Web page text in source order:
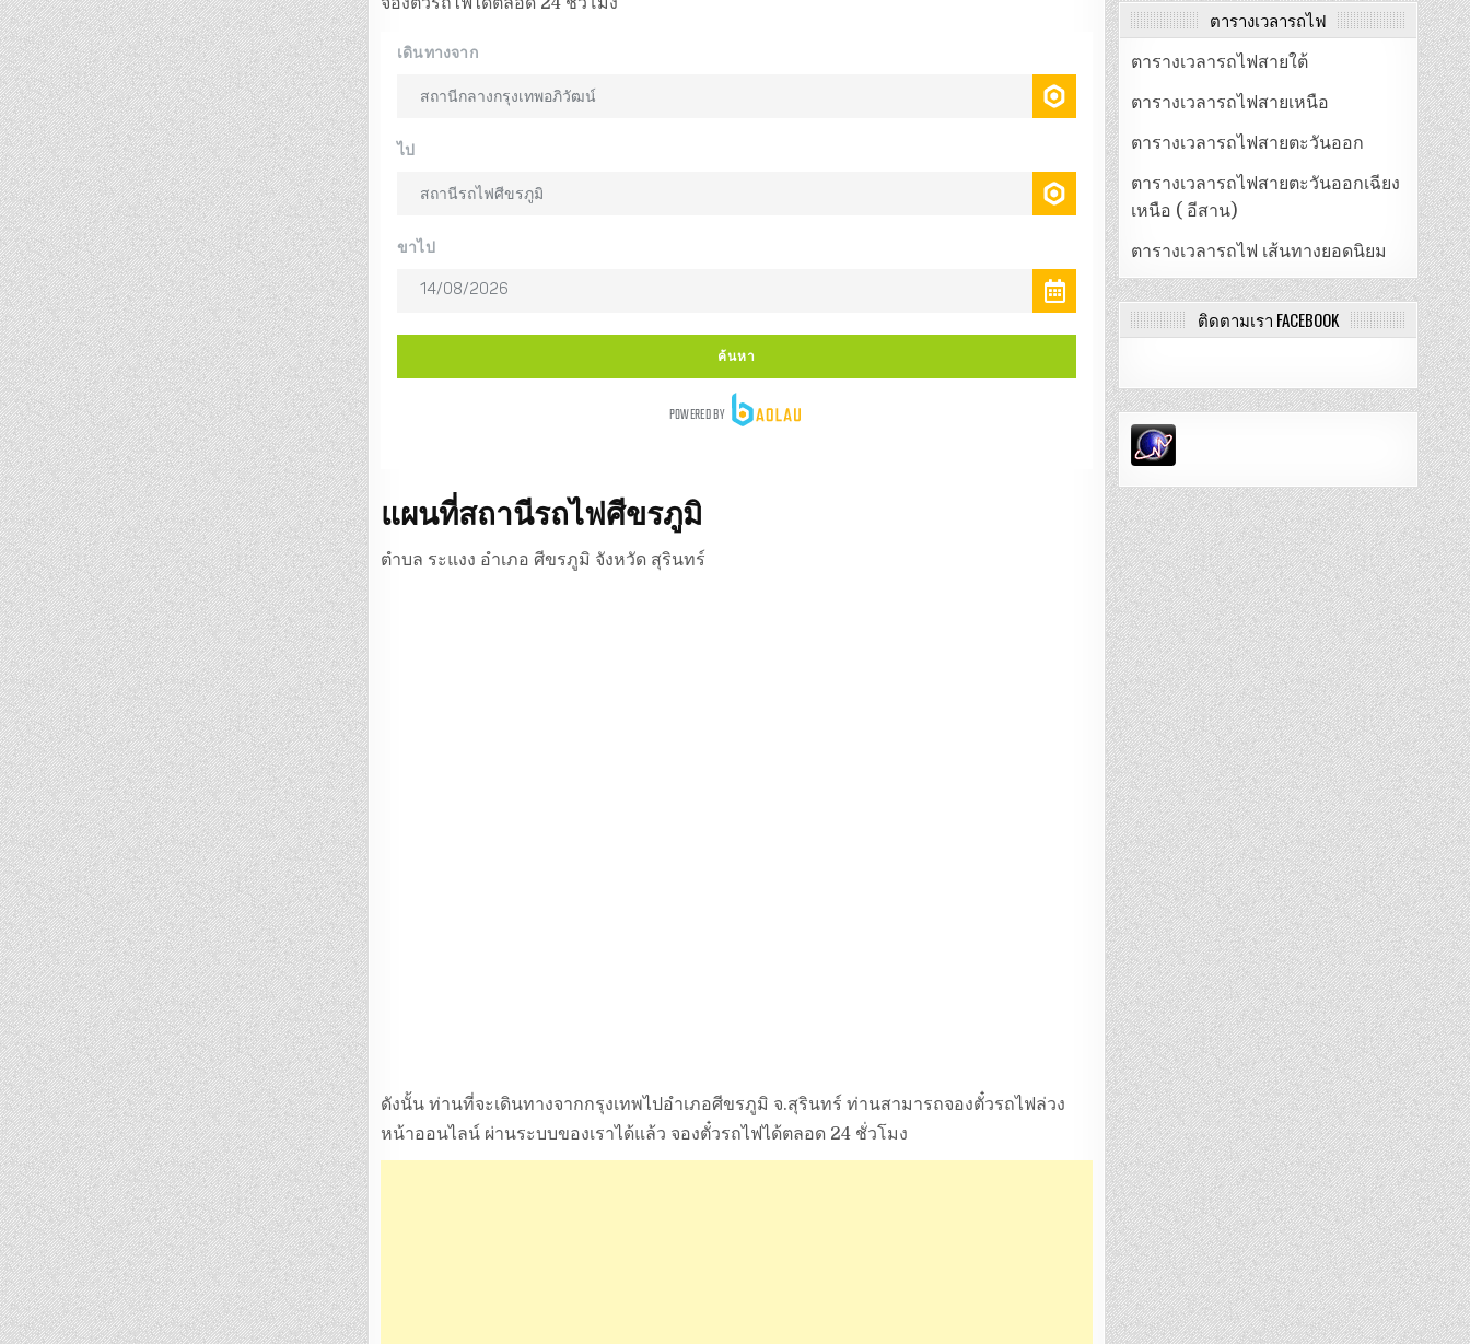
แผนที่สถานีรถไฟศีขรภูมิ
ตำบล ระแงง อำเภอ ศีขรภูมิ จังหวัด สุรินทร์
ดังนั้น ท่านที่จะเดินทางจากกรุงเทพไปอำเภอศีขรภูมิ จ.สุรินทร์ ท่านสามารถจองตั๋วรถไฟล่วง
หน้าออนไลน์ ผ่านระบบของเราได้แล้ว จองตั๋วรถไฟได้ตลอด 24 ชั่วโมง
ตารางเวลารถไฟ
ตารางเวลารถไฟสายใต้
ตารางเวลารถไฟสายเหนือ
ตารางเวลารถไฟสายตะวันออก
ตารางเวลารถไฟสายตะวันออกเฉียง
เหนือ ( อีสาน)
ตารางเวลารถไฟ เส้นทางยอดนิยม
ติดตามเรา FACEBOOK